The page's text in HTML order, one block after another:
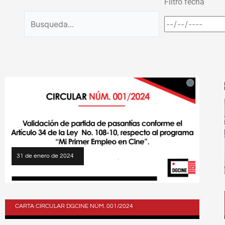
31 de enero de 2024
CARTA CIRCULAR DGCINE NÚM. 001/2024
P
g
n